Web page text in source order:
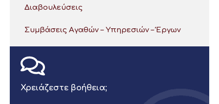
Διαβουλεύσεις
Συμβάσεις Αγαθών – Υπηρεσιών – Έργων
Χρειάζεστε βοήθεια;